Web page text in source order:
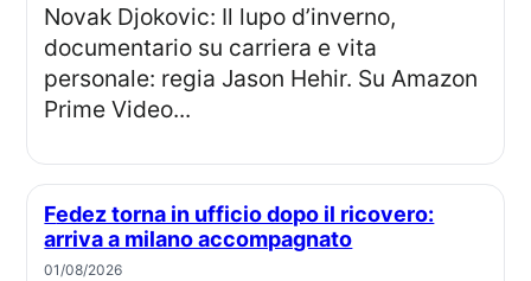
Novak Djokovic: Il lupo d’inverno,
documentario su carriera e vita
personale: regia Jason Hehir. Su Amazon
Prime Video...
Fedez torna in ufficio dopo il ricovero:
arriva a milano accompagnato
01/08/2026